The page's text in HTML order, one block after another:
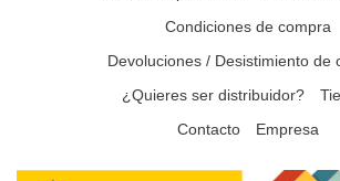
Condiciones de compra
Devoluciones / Desistimiento de
¿Quieres ser distribuidor?
Contacto
Empresa